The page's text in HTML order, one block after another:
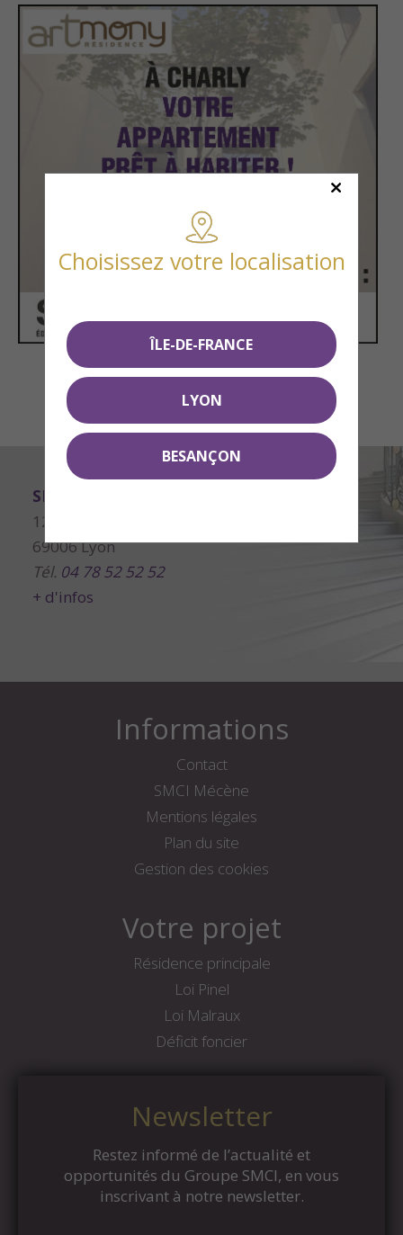
Choisissez votre localisation
ÎLE-DE-FRANCE
LYON
BESANÇON
SMCI Editeur Immobilier Lyon
128 rue de Créqui
69006 Lyon
Tél. 04 78 52 52 52
+ d'infos
Informations
Contact
SMCI Mécène
Mentions légales
Plan du site
Gestion des cookies
Votre projet
Résidence principale
Loi Pinel
Loi Malraux
Déficit foncier
Newsletter
Restez informé de l’actualité et
opportunités du Groupe SMCI, en vous
inscrivant à notre newsletter.